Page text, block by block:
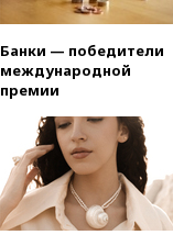
Банки — победители
международной
премии